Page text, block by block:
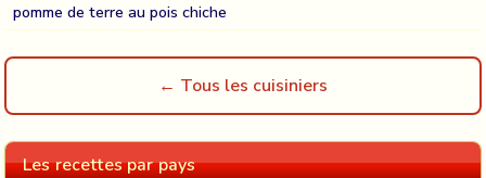
pomme de terre au pois chiche
← Tous les cuisiniers
Les recettes par pays